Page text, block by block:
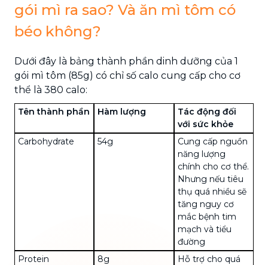
gói mì ra sao? Và ăn mì tôm có
béo không?
Dưới đây là bảng thành phần dinh dưỡng của 1
gói mì tôm (85g) có chỉ số calo cung cấp cho cơ
thể là 380 calo:
Tên thành phần Hàm lượng
Tác động đối
với sức khỏe
Carbohydrate
54g
Cung cấp nguồn
năng lượng
chính cho cơ thể.
Nhưng nếu tiêu
thụ quá nhiều sẽ
tăng nguy cơ
mắc bệnh tim
mạch và tiểu
đường
Protein
8g
Hỗ trợ cho quá